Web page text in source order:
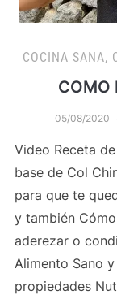
COCINA SANA,
COMO
05/08/2020
Video Receta de
base de Col
para que te
y también
aderezar o
Alimento Sano
propiedades